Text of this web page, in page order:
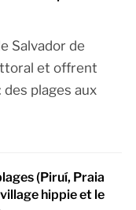
Salvador de
et offrent
plages aux
(Piruí, Praia
hippie et le